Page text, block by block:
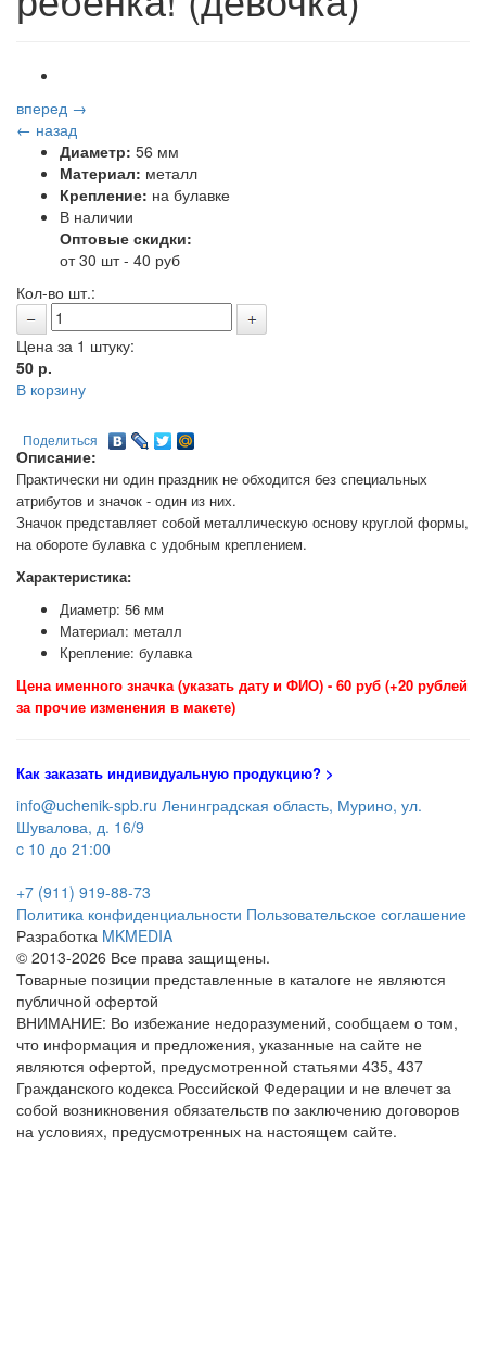
вперед →
← назад
Диаметр: 56 мм
Материал: металл
Крепление: на булавке
В наличии
Оптовые скидки:
от 30 шт - 40 руб
Кол-во шт.:
Цена за 1 штуку:
50 р.
В корзину
Поделиться
Описание:
Практически ни один праздник не обходится без специальных
атрибутов и значок - один из них.
Значок представляет собой металлическую основу круглой формы,
на обороте булавка с удобным креплением.
Характеристика:
Диаметр: 56 мм
Материал: металл
Крепление: булавка
Цена именного значка (указать дату и ФИО) - 60 руб (+20 рублей
за прочие изменения в макете)
Как заказать индивидуальную продукцию? >
info@uchenik-spb.ru Ленинградская область, Мурино, ул.
Шувалова, д. 16/9
c 10 до 21:00
+7 (911) 919-88-73
Политика конфиденциальности Пользовательское соглашение
Разработка MKMEDIA
© 2013-2026 Все права защищены.
Товарные позиции представленные в каталоге не являются
публичной офертой
ВНИМАНИЕ: Во избежание недоразумений, сообщаем о том,
что информация и предложения, указанные на сайте не
являются офертой, предусмотренной статьями 435, 437
Гражданского кодекса Российской Федерации и не влечет за
собой возникновения обязательств по заключению договоров
на условиях, предусмотренных на настоящем сайте.